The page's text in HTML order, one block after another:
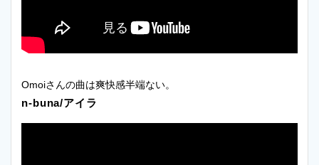
Omoiさんの曲は爽快感半端ない。
n-buna/アイラ